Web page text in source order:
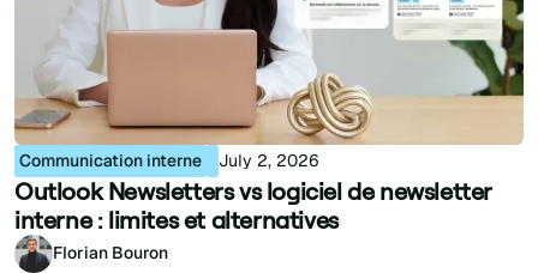
Communication interne July 2, 2026
Outlook Newsletters vs logiciel de newsletter
interne : limites et alternatives
Florian Bouron